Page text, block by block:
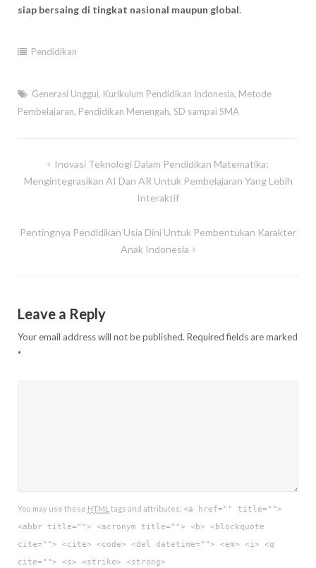
siap bersaing di tingkat nasional maupun global.
Pendidikan
Generasi Unggul, Kurikulum Pendidikan Indonesia, Metode
Pembelajaran, Pendidikan Menengah, SD sampai SMA
Post
navigation
Inovasi Teknologi Dalam Pendidikan Matematika:
Mengintegrasikan AI Dan AR Untuk Pembelajaran Yang Lebih
Interaktif
Pentingnya Pendidikan Usia Dini Untuk Pembentukan Karakter
Anak Indonesia
Leave a Reply
Your email address will not be published. Required fields are marked
*
You may use these HTML tags and attributes: <a href="" title="">
<abbr title=""> <acronym title=""> <b> <blockquote
cite=""> <cite> <code> <del datetime=""> <em> <i> <q
cite=""> <s> <strike> <strong>